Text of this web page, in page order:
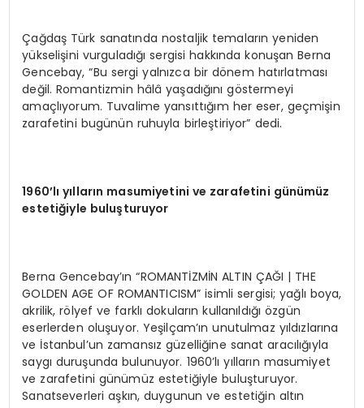
Çağdaş Türk sanatında nostaljik temaların yeniden
yükselişini vurguladığı sergisi hakkında konuşan Berna
Gencebay, “Bu sergi yalnızca bir dönem hatırlatması
değil. Romantizmin hâlâ yaşadığını göstermeyi
amaçlıyorum. Tuvalime yansıttığım her eser, geçmişin
zarafetini bugünün ruhuyla birleştiriyor” dedi.
1960’lı yılların masumiyetini ve zarafetini günümüz
estetiğiyle buluşturuyor
Berna Gencebay’ın “ROMANTİZMİN ALTIN ÇAĞI | THE
GOLDEN AGE OF ROMANTICISM” isimli sergisi; yağlı boya,
akrilik, rölyef ve farklı dokuların kullanıldığı özgün
eserlerden oluşuyor. Yeşilçam’ın unutulmaz yıldızlarına
ve İstanbul’un zamansız güzelliğine sanat aracılığıyla
saygı duruşunda bulunuyor. 1960’lı yılların masumiyet
ve zarafetini günümüz estetiğiyle buluşturuyor.
Sanatseverleri aşkın, duygunun ve estetiğin altın